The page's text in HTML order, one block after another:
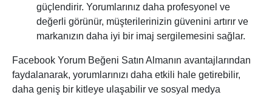
güçlendirir. Yorumlarınız daha profesyonel ve
değerli görünür, müşterilerinizin güvenini artırır ve
markanızın daha iyi bir imaj sergilemesini sağlar.
Facebook Yorum Beğeni Satın Almanın avantajlarından
faydalanarak, yorumlarınızı daha etkili hale getirebilir,
daha geniş bir kitleye ulaşabilir ve sosyal medya